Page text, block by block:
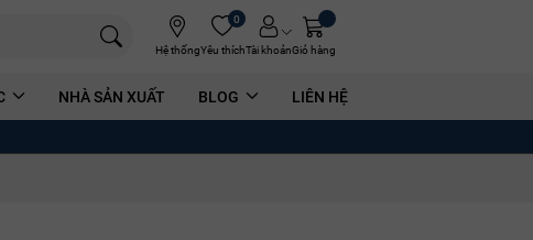
Hệ thống
0
Yêu thíchTài khoảnGiỏ hàng
NHÀ SẢN XUẤT BLOG LIÊN HỆ